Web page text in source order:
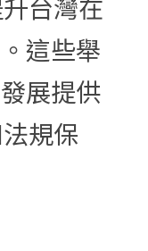
台灣在
這些舉
展提供
規保